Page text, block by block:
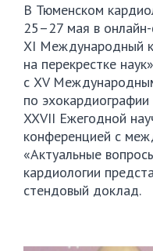
В Тюменском
25–27 мая в
XI Международный
на перекрестке
с XV
по эхокардиографии
XXVII Ежегодной
конференцией с
«Актуальные
кардиологии
стендовый доклад.